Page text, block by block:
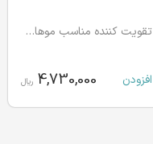
شامپو تقویت کننده مناسب موهای نرمال بنوید (آلوئه ورا و پرودیو 500)
افزودن 4,730,000 ریال